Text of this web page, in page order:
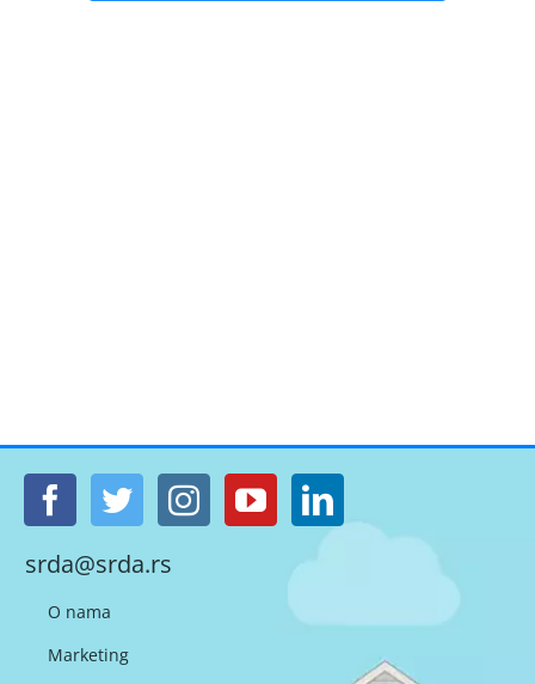
srda@srda.rs
O nama
Marketing